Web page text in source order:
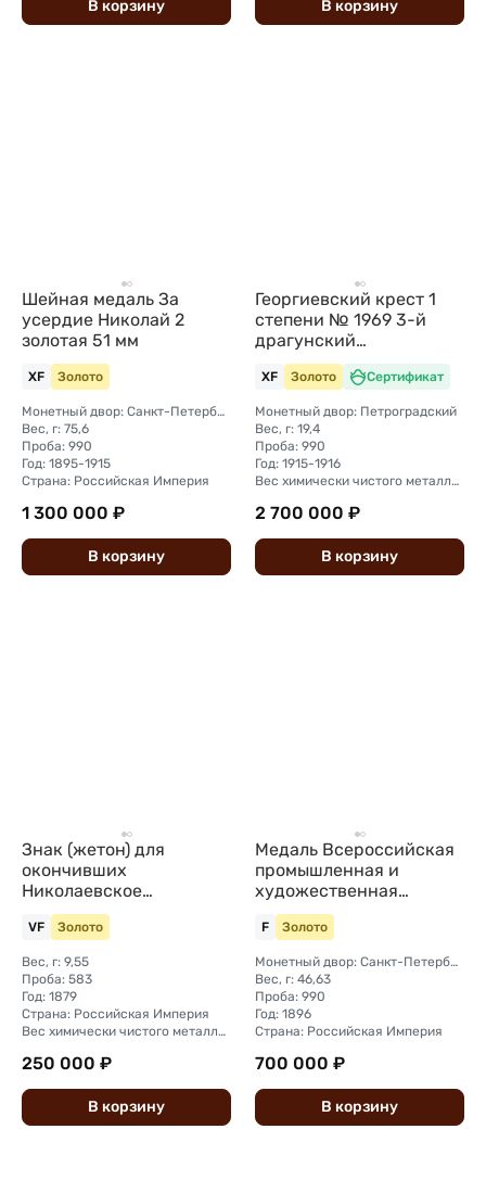
В корзину В корзину
Шейная медаль За
усердие Николай 2
золотая 51 мм
XF Золото
Монетный двор: Санкт-Петербургский
Вес, г: 75,6
Проба: 990
Год: 1895-1915
Страна: Российская Империя
1 300 000 ₽
В корзину
Георгиевский крест 1
степени № 1969 3-й
драгунский
Новороссийский полк
XF Золото Сертификат
Монетный двор: Петроградский
Вес, г: 19,4
Проба: 990
Год: 1915-1916
Вес химически чистого металла, г: 19,21
2 700 000 ₽
В корзину
Знак (жетон) для
окончивших
Николаевское
кавалерийское училище
золото 56 пробы
VF Золото
Вес, г: 9,55
Проба: 583
Год: 1879
Страна: Российская Империя
Вес химически чистого металла, г: 5,57
250 000 ₽
В корзину
Медаль Всероссийская
промышленная и
художественная
выставка Нижний
Новгород 1896 золото
38,7 мм
F Золото
Монетный двор: Санкт-Петербургский
Вес, г: 46,63
Проба: 990
Год: 1896
Страна: Российская Империя
700 000 ₽
В корзину